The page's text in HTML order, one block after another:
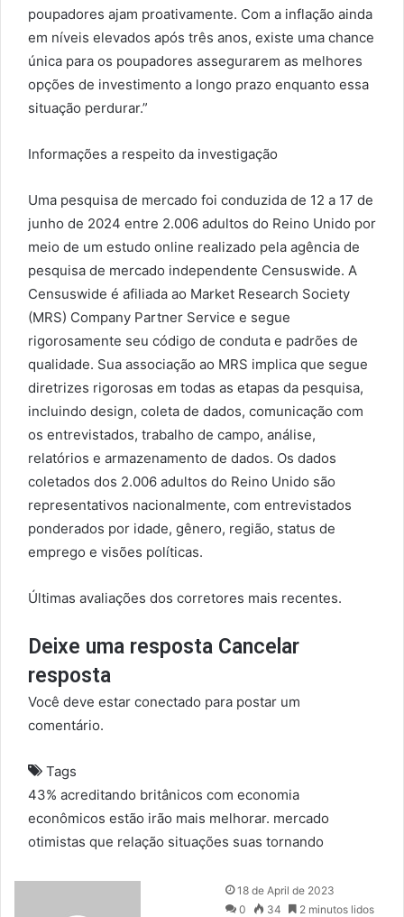
poupadores ajam proativamente. Com a inflação ainda
em níveis elevados após três anos, existe uma chance
única para os poupadores assegurarem as melhores
opções de investimento a longo prazo enquanto essa
situação perdurar.”
Informações a respeito da investigação
Uma pesquisa de mercado foi conduzida de 12 a 17 de
junho de 2024 entre 2.006 adultos do Reino Unido por
meio de um estudo online realizado pela agência de
pesquisa de mercado independente Censuswide. A
Censuswide é afiliada ao Market Research Society
(MRS) Company Partner Service e segue
rigorosamente seu código de conduta e padrões de
qualidade. Sua associação ao MRS implica que segue
diretrizes rigorosas em todas as etapas da pesquisa,
incluindo design, coleta de dados, comunicação com
os entrevistados, trabalho de campo, análise,
relatórios e armazenamento de dados. Os dados
coletados dos 2.006 adultos do Reino Unido são
representativos nacionalmente, com entrevistados
ponderados por idade, gênero, região, status de
emprego e visões políticas.
Últimas avaliações dos corretores mais recentes.
Deixe uma resposta Cancelar
resposta
Você deve estar conectado para postar um
comentário.
Tags
43% acreditando britânicos com economia
econômicos estão irão mais melhorar. mercado
otimistas que relação situações suas tornando
18 de April de 2023
0
34 2 minutos lidos